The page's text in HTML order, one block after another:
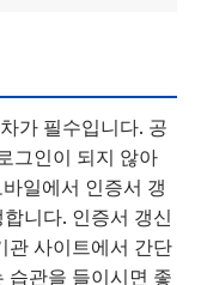
가 필수입니다. 공
그인이 되지 않아
일에서 인증서 갱
니다. 인증서 갱신
관 사이트에서 간단
습관을 들이시면 좋